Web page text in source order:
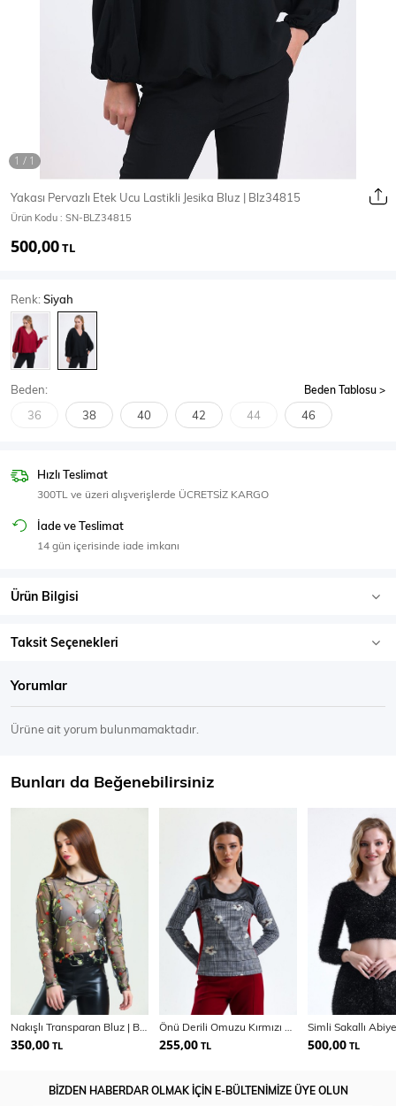
T-Shirt
Body
SPOR GİYİM
Eşofman Üstü
Yakası Pervazlı Etek Ucu Lastikli Jesika Bluz | Blz34815
Ürün Kodu : SN-BLZ34815
500,00TL
Renk:Siyah
Beden: Beden Tablosu
36 38 40 42 44 46
Hızlı Teslimat
300TL ve üzeri alışverişlerde ÜCRETSİZ KARGO
İade ve Teslimat
14 gün içerisinde iade imkanı
Ürün Bilgisi
Taksit Seçenekleri
Yorumlar
Ürüne ait yorum bulunmamaktadır.
Bunları da Beğenebilirsiniz
350,00 TL 255,00 TL 500,00 TL
BİZDEN HABERDAR OLMAK İÇİN E-BÜLTENİMİZE ÜYE OLUN